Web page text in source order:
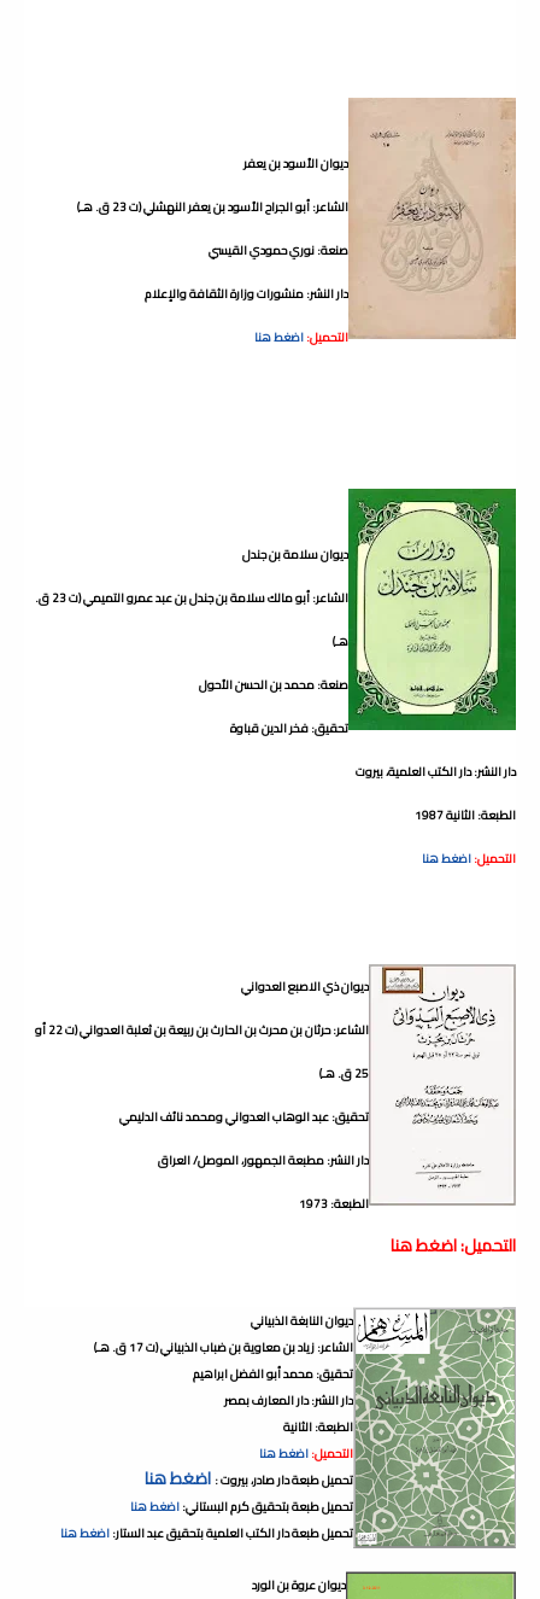
ديوان الأسود بن يعفر
الشاعر: أبو الجراح الأسود بن يعفر النهشلي (ت 23 ق. هـ)
صنعة: نوري حمودي القيسي
دار النشر: منشورات وزارة الثقافة والإعلام
التحميل:اضغط هنا
ديوان سلامة بن جندل
الشاعر: أبو مالك سلامة بن جندل بن عبد عمرو التميمي (ت 23 ق.
هـ)
صنعة: محمد بن الحسن الأحول
تحقيق: فخر الدين قباوة
دار النشر: دار الكتب العلمية، بيروت
الطبعة: الثانية 1987
التحميل:اضغط هنا
ديوان ذي الاصبع العدواني
الشاعر: حرثان بن محرث بن الحارث بن ربيعة بن ثعلبة العدواني (ت 22 أو
25 ق. هـ)
تحقيق: عبد الوهاب العدواني ومحمد نائف الدليمي
دار النشر: مطبعة الجمهور، الموصل/ العراق
الطبعة: 1973
التحميل: اضغط هنا
ديوان النابغة الذبياني
الشاعر: زياد بن معاوية بن ضباب الذبياني (ت 17 ق. هـ)
تحقيق: محمد أبو الفضل ابراهيم
دار النشر: دار المعارف بمصر
الطبعة: الثانية
التحميل:اضغط هنا
تحميل طبعة دار صادر، بيروت : اضغط هنا
تحميل طبعة بتحقيق كرم البستاني:اضغط هنا
تحميل طبعة دار الكتب العلمية بتحقيق عبد الستار:اضغط هنا
ديوان عروة بن الورد